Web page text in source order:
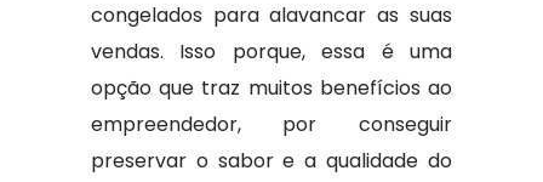
congelados para alavancar as suas
vendas. Isso porque, essa é uma
opção que traz muitos benefícios ao
empreendedor, por conseguir
preservar o sabor e a qualidade do